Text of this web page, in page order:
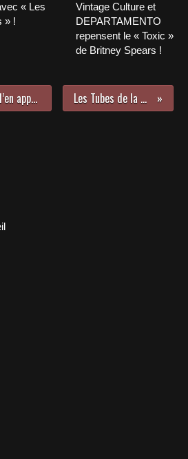
« Les
» !
Vintage Culture et
DEPARTAMENTO
repensent le « Toxic »
de Britney Spears !
Rencontre avec Joceline au Studio Luna Rossa afin d’en apprendre plus sur « Lights In Darkness » ! Les Tubes de la Rentrée 1990 !